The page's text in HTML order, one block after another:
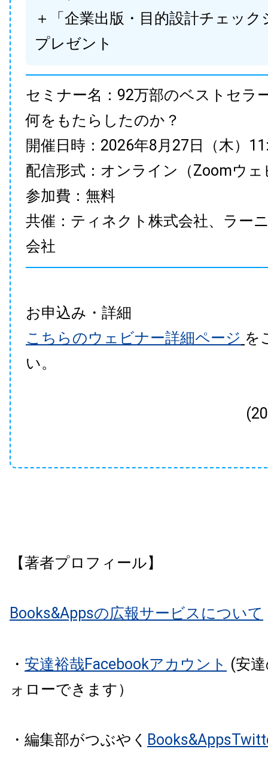
＋「企業出版・目的設計チェック
プレゼント
セミナー名：92万部のベストセラ
何をもたらしたのか？
開催日時：2026年8月27日（木）
配信形式：オンライン（Zoomウェ
参加費：無料
共催：ティネクト株式会社、ラー
会社
お申込み・詳細
こちらのウェビナー詳細ページ を
い。
【著者プロフィール】
Books&Appsの広報サービスについて
・ 安達裕哉Facebookアカウント (安
ォローできます）
・編集部がつぶやく